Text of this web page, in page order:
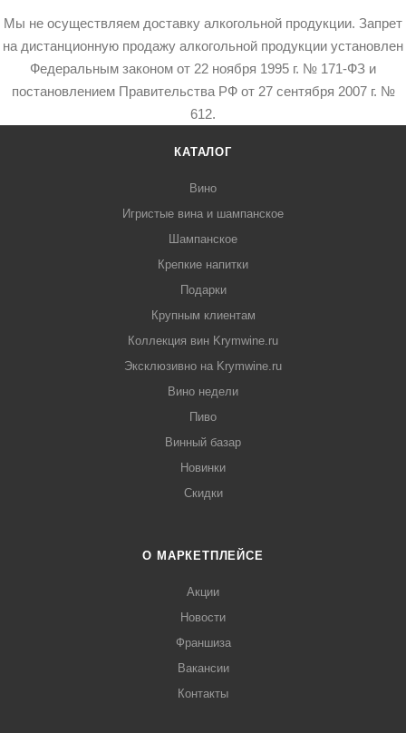
Мы не осуществляем доставку алкогольной продукции. Запрет
на дистанционную продажу алкогольной продукции установлен
Федеральным законом от 22 ноября 1995 г. № 171-ФЗ и
постановлением Правительства РФ от 27 сентября 2007 г. №
612.
КАТАЛОГ
Вино
Игристые вина и шампанское
Шампанское
Крепкие напитки
Подарки
Крупным клиентам
Коллекция вин Krymwine.ru
Эксклюзивно на Krymwine.ru
Вино недели
Пиво
Винный базар
Новинки
Скидки
О МАРКЕТПЛЕЙСЕ
Акции
Новости
Франшиза
Вакансии
Контакты